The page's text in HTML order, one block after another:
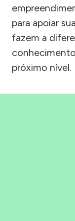
para apoiar
fazem a
próximo nível.